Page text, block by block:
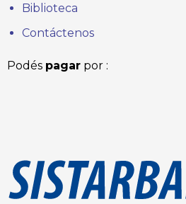
Biblioteca
Contáctenos
Podés pagarpor :